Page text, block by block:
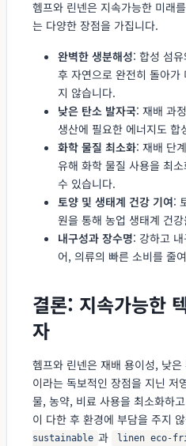
헴프와 린넨은 지속가능한 미래
는 다양한 장점을 가집니다.
완벽한 생분해성: 합성 섬
후 자연으로 완전히 돌아
지 않습니다.
낮은 탄소 발자국: 재배 과
생산에 필요한 에너지도 합
화학 물질 최소화: 재배 단
유해 화학 물질 사용을 최
수 있습니다.
토양 및 생태계 건강 기여:
원을 통해 농업 생태계 건
내구성과 장수명: 강하고
어, 의류의 빠른 소비를 줄
결론: 지속가능한
자
헴프와 린넨은 재배 용이성, 낮
이라는 독보적인 장점을 지닌 저
물, 농약, 비료 사용을 최소화하
이 다한 후 환경에 부담을 주지
sustainable 과 linen eco-